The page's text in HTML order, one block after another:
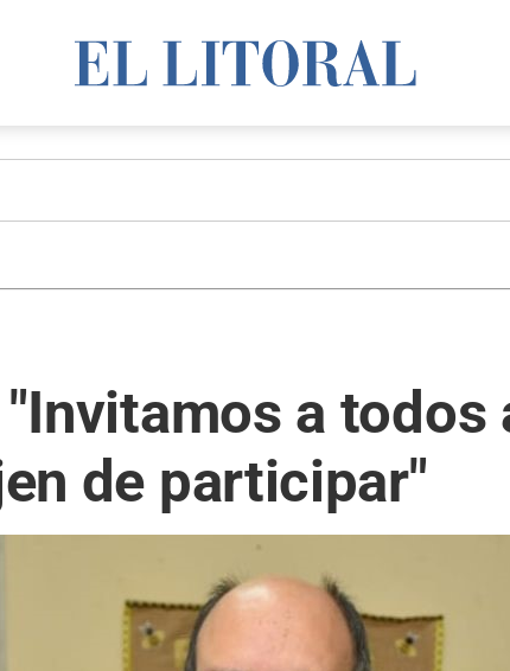
a todos
de participar"